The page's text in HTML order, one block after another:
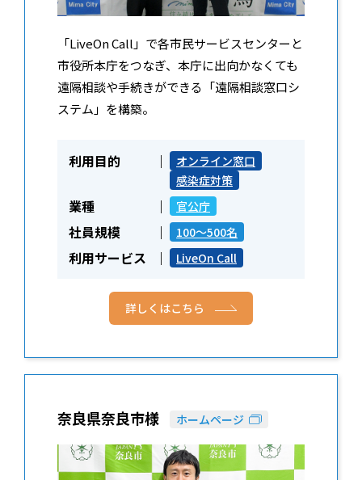
「LiveOn Call」で各市民サービスセンターと
市役所本庁をつなぎ、本庁に出向かなくても
遠隔相談や手続きができる「遠隔相談窓口シ
ステム」を構築。
利用目的
オンライン窓口
感染症対策
業種 官公庁
社員規模 100～500名
利用サービス LiveOn Call
詳しくはこちら
奈良県奈良市様 ホームページ